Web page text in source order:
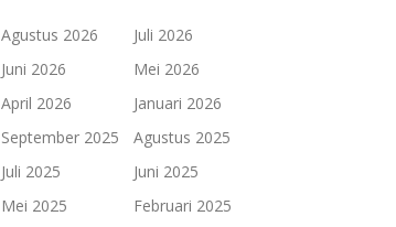
Agustus 2026
Juli 2026
Juni 2026
Mei 2026
April 2026
Januari 2026
September 2025
Agustus 2025
Juli 2025
Juni 2025
Mei 2025
Februari 2025